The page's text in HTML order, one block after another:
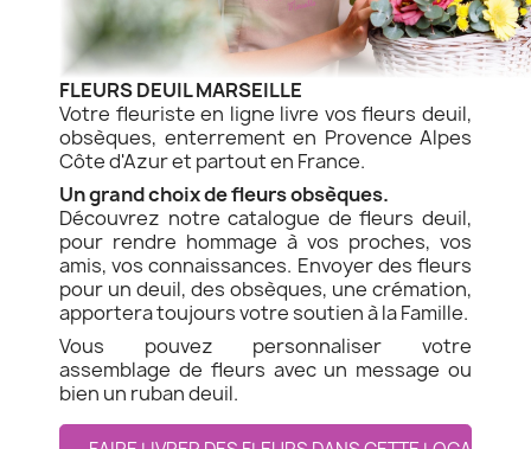
FLEURS DEUIL MARSEILLE
Votre fleuriste en ligne livre vos fleurs deuil,
obsèques, enterrement en Provence Alpes
Côte d'Azur et partout en France.
Un grand choix de fleurs obsèques.
Découvrez notre catalogue de fleurs deuil,
pour rendre hommage à vos proches, vos
amis, vos connaissances. Envoyer des fleurs
pour un deuil, des obsèques, une crémation,
apportera toujours votre soutien à la Famille.
Vous pouvez personnaliser votre
assemblage de fleurs avec un message ou
bien un ruban deuil.